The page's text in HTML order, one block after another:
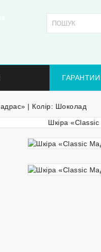
ГАРАНТИИ
| Колір: Шоколад